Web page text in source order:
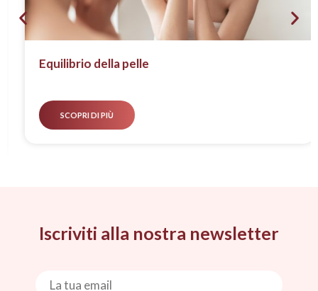
Equilibrio della pelle
SCOPRI DI PIÙ
Iscriviti alla nostra newsletter